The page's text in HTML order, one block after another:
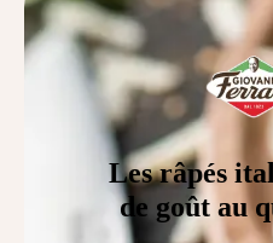
Les râpés
de goût au